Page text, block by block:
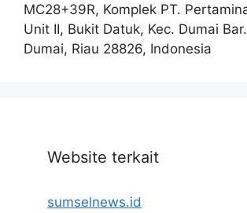
MC28+39R, Komplek PT.
Unit II, Bukit Datuk, Kec. Dumai
Dumai, Riau 28826, Indonesia
Website terkait
sumselnews.id